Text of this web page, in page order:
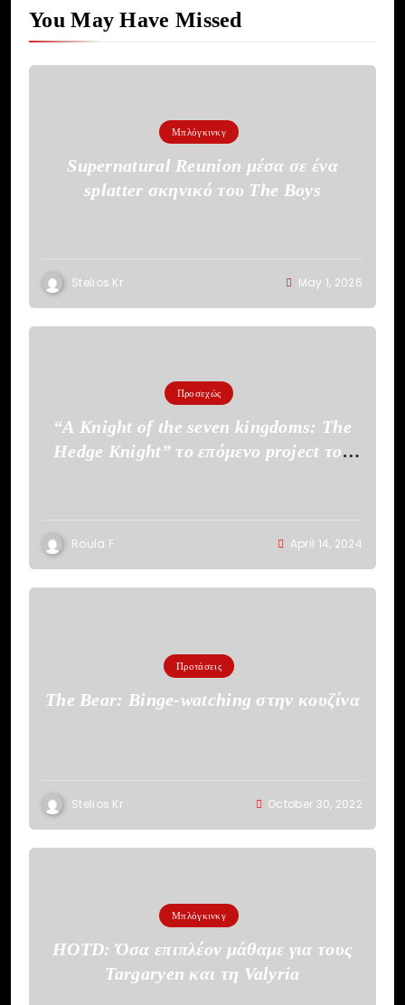
You May Have Missed
Μπλόγκινκγ
Supernatural Reunion μέσα σε ένα
splatter σκηνικό του The Boys
Stelios Kr May 1, 2026
Προσεχώς
“A Knight of the seven kingdoms: The
Hedge Knight” το επόμενο project του
Roula F April 14, 2024
Προτάσεις
The Bear: Binge-watching στην κουζίνα
Stelios Kr October 30, 2022
Μπλόγκινκγ
HOTD: Όσα επιπλέον μάθαμε για τους
Targaryen και τη Valyria